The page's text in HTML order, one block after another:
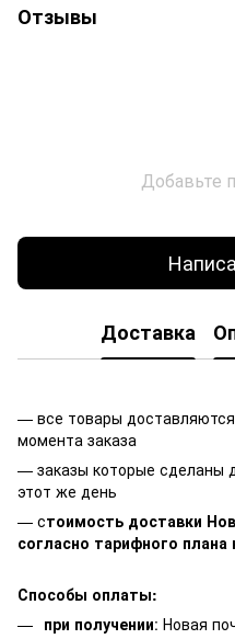
Отзывы
Добавьте
Доставка
— все товары
момента заказа
— заказы которые сделаны
этот же день
— стоимость доставки
согласно тарифного плана
Способы оплаты:
при получении: Новая